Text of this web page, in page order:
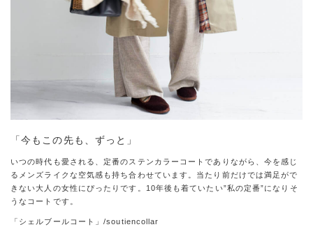
「今もこの先も、ずっと」
いつの時代も愛される、定番のステンカラーコートでありながら、今を感じ
るメンズライクな空気感も持ち合わせています。当たり前だけでは満足がで
きない大人の女性にぴったりです。10年後も着ていたい”私の定番”になりそ
うなコートです。
「シェルブールコート」/soutiencollar